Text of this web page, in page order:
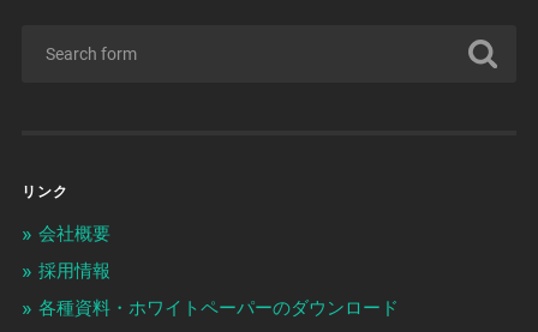
リンク
会社概要
採用情報
各種資料・ホワイトペーパーのダウンロード